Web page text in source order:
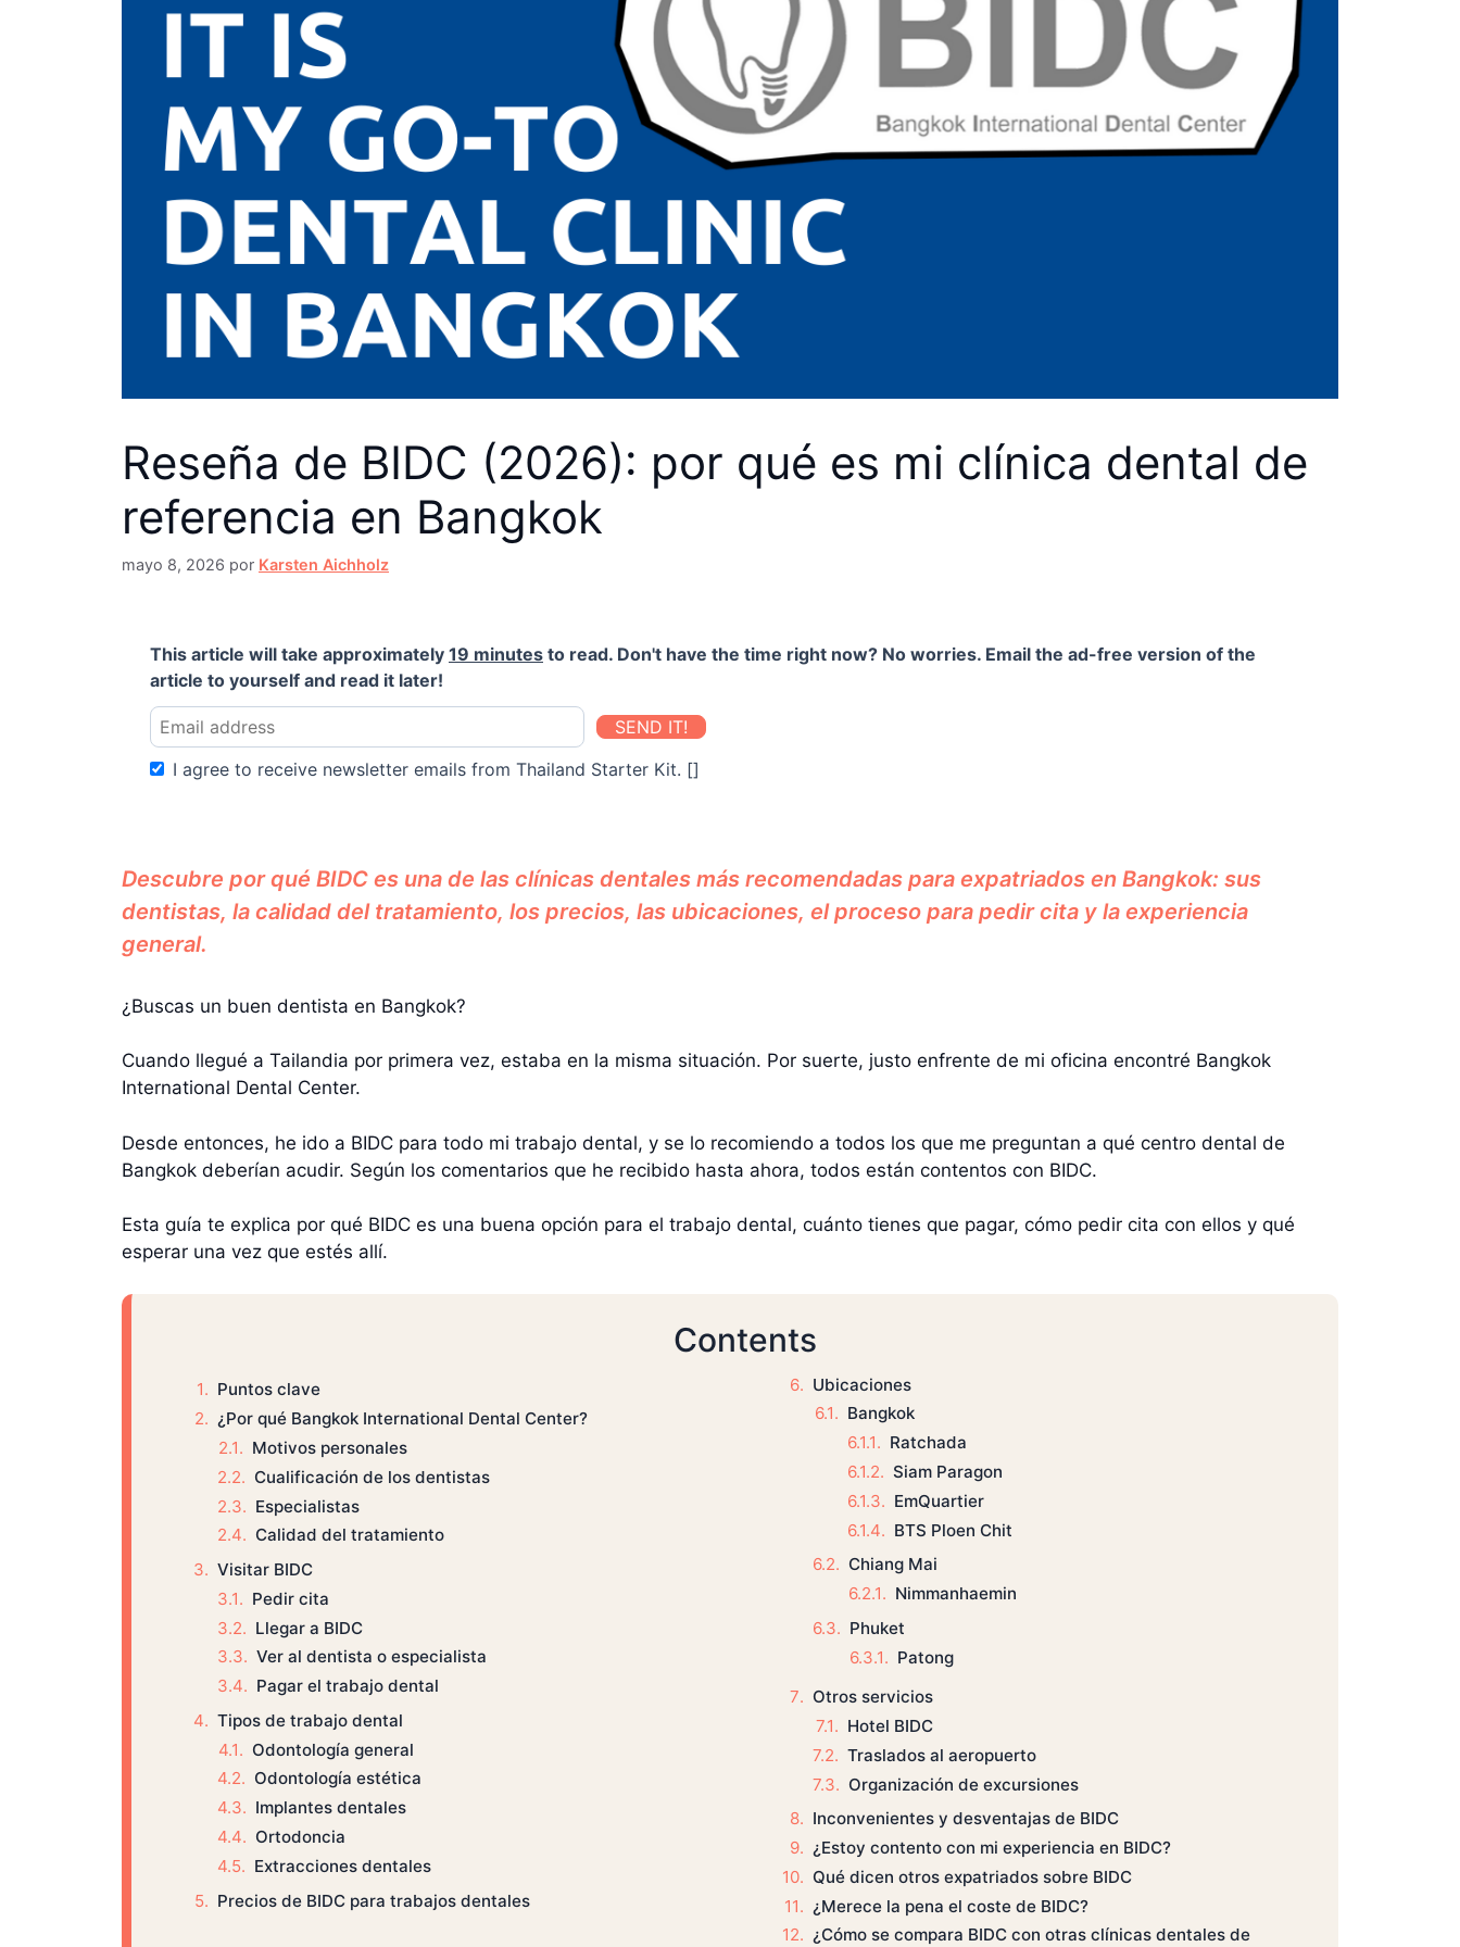
Reseña de BIDC (2026): por qué es mi clínica dental de
referencia en Bangkok
mayo 8, 2026 por Karsten Aichholz
This article will take approximately 19 minutes to read. Don't have the time right now? No worries. Email the ad-free version of the
article to yourself and read it later!
SEND IT!
I agree to receive newsletter emails from Thailand Starter Kit. []
Descubre por qué BIDC es una de las clínicas dentales más recomendadas para expatriados en Bangkok: sus
dentistas, la calidad del tratamiento, los precios, las ubicaciones, el proceso para pedir cita y la experiencia
general.
¿Buscas un buen dentista en Bangkok?
Cuando llegué a Tailandia por primera vez, estaba en la misma situación. Por suerte, justo enfrente de mi oficina encontré Bangkok
International Dental Center.
Desde entonces, he ido a BIDC para todo mi trabajo dental, y se lo recomiendo a todos los que me preguntan a qué centro dental de
Bangkok deberían acudir. Según los comentarios que he recibido hasta ahora, todos están contentos con BIDC.
Esta guía te explica por qué BIDC es una buena opción para el trabajo dental, cuánto tienes que pagar, cómo pedir cita con ellos y qué
esperar una vez que estés allí.
Contents
Puntos clave
¿Por qué Bangkok International Dental Center?
Motivos personales
Cualificación de los dentistas
Especialistas
Calidad del tratamiento
Visitar BIDC
Pedir cita
Llegar a BIDC
Ver al dentista o especialista
Pagar el trabajo dental
Tipos de trabajo dental
Odontología general
Odontología estética
Implantes dentales
Ortodoncia
Extracciones dentales
Precios de BIDC para trabajos dentales
Ubicaciones
Bangkok
Ratchada
Siam Paragon
EmQuartier
BTS Ploen Chit
Chiang Mai
Nimmanhaemin
Phuket
Patong
Otros servicios
Hotel BIDC
Traslados al aeropuerto
Organización de excursiones
Inconvenientes y desventajas de BIDC
¿Estoy contento con mi experiencia en BIDC?
Qué dicen otros expatriados sobre BIDC
¿Merece la pena el coste de BIDC?
¿Cómo se compara BIDC con otras clínicas dentales de